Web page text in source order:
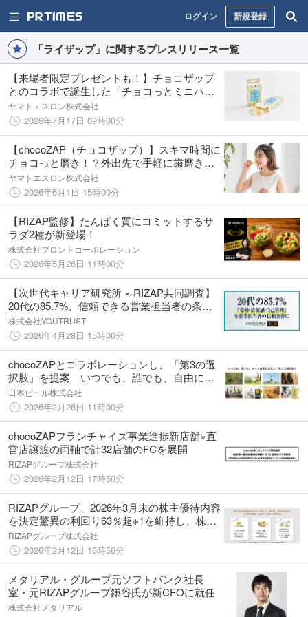
ログイン 新規登録
「ライザップ」に関するプレスリリース一覧
【来場者限定プレゼントも！】チョコザップ
とのコラボで誕生した「チョコっとミニハブ
ラシ」がJAPANドラッグストアショーで体験
できる
ヤマトエスロン株式会社
2026年7月17日 09時00分
【chocoZAP（チョコザップ）】スキマ時間に
チョコっと磨き！？外出先で手軽に歯磨きが
できる「チョコっとミニハブラシ」が6月4日
に新発売
ヤマトエスロン株式会社
2026年6月1日 15時00分
【RIZAP監修】たんぱく質にコミットするサ
ラダ2種が新登場！
株式会社プロントコーポレーション
2026年5月26日 11時00分
【次世代キャリア研究所 × RIZAP共同調査】
20代の85.7%、信頼できる営業担当者の条件
に「姿勢・清潔感・自己管理」を挙げる。
株式会社YOUTRUST
2026年4月28日 15時00分
chocoZAPとコラボレーションし、「第3の選
択肢」を提案 いつでも、誰でも、自由に楽
しめるノンアルコール飲料2種を発売
日本ビール株式会社
2026年2月26日 11時00分
chocoZAPフランチャイズ事業進捗新店舗×直
営店譲渡の両軸で計32店舗のFCを展開
RIZAPグループ株式会社
2026年2月12日 17時50分
RIZAPグループ、2026年3月末の株主優待内容
を決定驚異の利回り63％超※1を維持し、株主
還元の最大化へ挑戦
RIZAPグループ株式会社
2026年2月12日 16時56分
メタリアル・グループ元ソフトバンク社長
室・元RIZAPグループ鎌谷氏が新CFOに就任
株式会社メタリアル